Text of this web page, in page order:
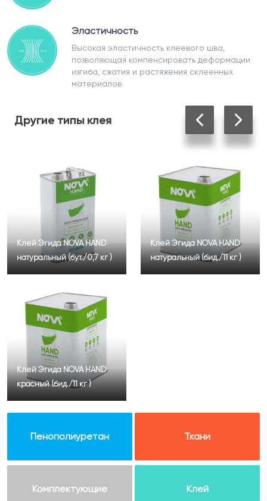
Эластичность
Высокая эластичность клеевого шва,
позволяющая компенсировать деформации
изгиба, сжатия и растяжения склеенных
материалов
Другие типы клея
Клей Эгида NOVA HAND
натуральный (бут./0,7 кг )
Клей Эгида NOVA HAND
красный (бид./11 кг )
Клей Эгида NOVA HAND
натуральный (бид./11 кг )
Пенополиуретан Ткани
Комплектующие Клей